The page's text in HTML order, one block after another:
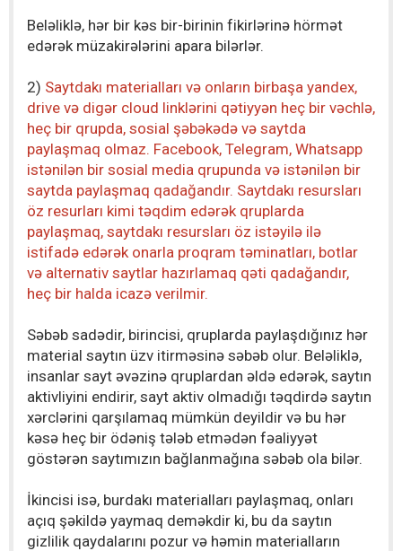
Beləliklə, hər bir kəs bir-birinin fikirlərinə hörmət
edərək müzakirələrini apara bilərlər.
2) Saytdakı materialları və onların birbaşa yandex,
drive və digər cloud linklərini qətiyyən heç bir vəchlə,
heç bir qrupda, sosial şəbəkədə və saytda
paylaşmaq olmaz. Facebook, Telegram, Whatsapp
istənilən bir sosial media qrupunda və istənilən bir
saytda paylaşmaq qadağandır. Saytdakı resursları
öz resurları kimi təqdim edərək qruplarda
paylaşmaq, saytdakı resursları öz istəyilə ilə
istifadə edərək onarla proqram təminatları, botlar
və alternativ saytlar hazırlamaq qəti qadağandır,
heç bir halda icazə verilmir.
Səbəb sadədir, birincisi, qruplarda paylaşdığınız hər
material saytın üzv itirməsinə səbəb olur. Beləliklə,
insanlar sayt əvəzinə qruplardan əldə edərək, saytın
aktivliyini endirir, sayt aktiv olmadığı təqdirdə saytın
xərclərini qarşılamaq mümkün deyildir və bu hər
kəsə heç bir ödəniş tələb etmədən fəaliyyət
göstərən saytımızın bağlanmağına səbəb ola bilər.
İkincisi isə, burdakı materialları paylaşmaq, onları
açıq şəkildə yaymaq deməkdir ki, bu da saytın
gizlilik qaydalarını pozur və həmin materialların